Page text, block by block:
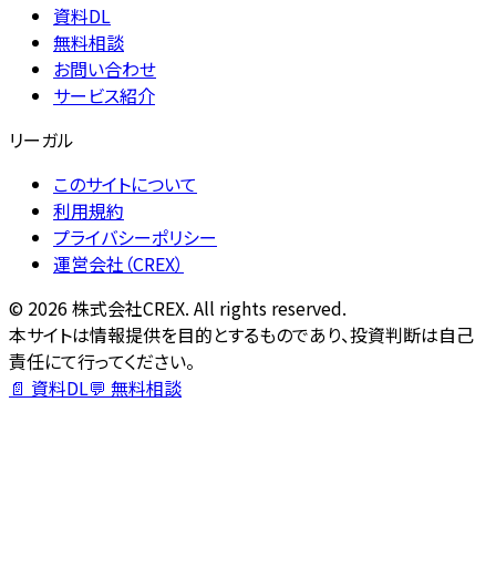
資料DL
無料相談
お問い合わせ
サービス紹介
リーガル
このサイトについて
利用規約
プライバシーポリシー
運営会社（CREX）
© 2026株式会社CREX. All rights reserved.
本サイトは情報提供を目的とするものであり、投資判断は自己
責任にて行ってください。
📄 資料DL💬 無料相談